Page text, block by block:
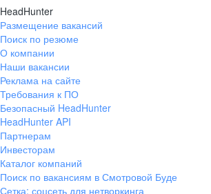
HeadHunter
Размещение вакансий
Поиск по резюме
О компании
Наши вакансии
Реклама на сайте
Требования к ПО
Безопасный HeadHunter
HeadHunter API
Партнерам
Инвесторам
Каталог компаний
Поиск по вакансиям в Смотровой Буде
Сетка: соцсеть для нетворкинга